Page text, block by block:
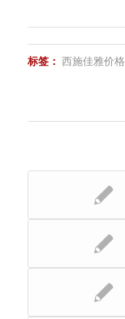
标签： 西施佳雅价格